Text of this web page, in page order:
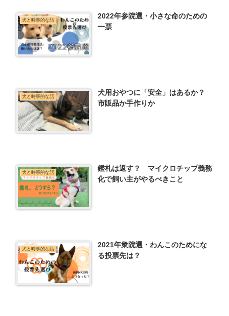
犬と時事的な話
2022年参院選・小さな命のための
一票
犬と時事的な話
犬用おやつに「安全」はあるか？
市販品か手作りか
犬と時事的な話
鑑札は返す？ マイクロチップ義務
化で飼い主がやるべきこと
犬と時事的な話
2021年衆院選・わんこのためにな
る投票先は？